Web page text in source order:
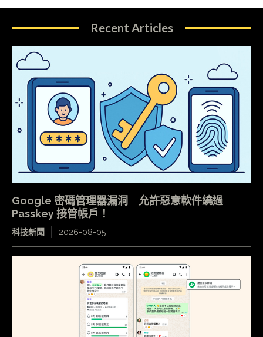
Recent Articles
Google 密碼管理器漏洞 允許惡意軟件繞過
Passkey 接管帳戶！
科技新聞 2026-08-05